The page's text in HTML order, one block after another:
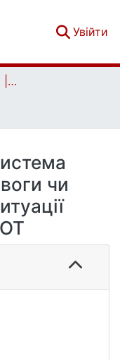
Увійти
Кваліфікаційні роботи | Qualifying works
чи